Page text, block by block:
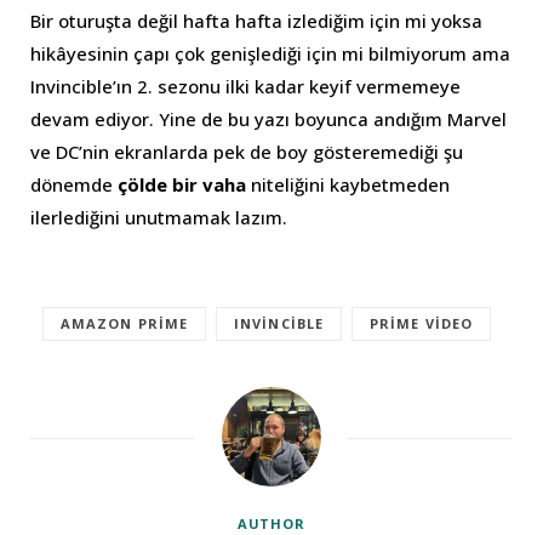
Bir oturuşta değil hafta hafta izlediğim için mi yoksa
hikâyesinin çapı çok genişlediği için mi bilmiyorum ama
Invincible’ın 2. sezonu ilki kadar keyif vermemeye
devam ediyor. Yine de bu yazı boyunca andığım Marvel
ve DC’nin ekranlarda pek de boy gösteremediği şu
dönemde çölde bir vaha niteliğini kaybetmeden
ilerlediğini unutmamak lazım.
AMAZON PRIME INVINCIBLE PRIME VIDEO
AUTHOR